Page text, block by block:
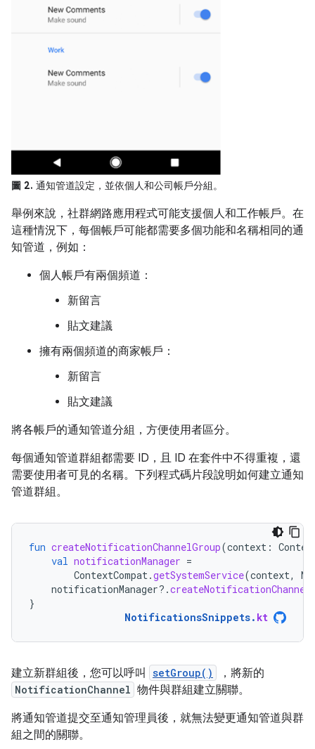
圖 2. 通知管道設定，並依個人和公司帳戶分組。
舉例來說，社群網路應用程式可能支援個人和工作帳戶。在
這種情況下，每個帳戶可能都需要多個功能和名稱相同的通
知管道，例如：
個人帳戶有兩個頻道：
新留言
貼文建議
擁有兩個頻道的商家帳戶：
新留言
貼文建議
將各帳戶的通知管道分組，方便使用者區分。
每個通知管道群組都需要 ID，且 ID 在套件中不得重複，還
需要使用者可見的名稱。下列程式碼片段說明如何建立通知
管道群組。
fun createNotificationChannelGroup(context :
val notificationManager =
ContextCompat.getSystemService(context,
notificationManager?.
}
NotificationsSnippets. kt
建立新群組後，您可以呼叫 setGroup() ，將新的
NotificationChannel 物件與群組建立關聯。
將通知管道提交至通知管理員後，就無法變更通知管道與群
組之間的關聯。